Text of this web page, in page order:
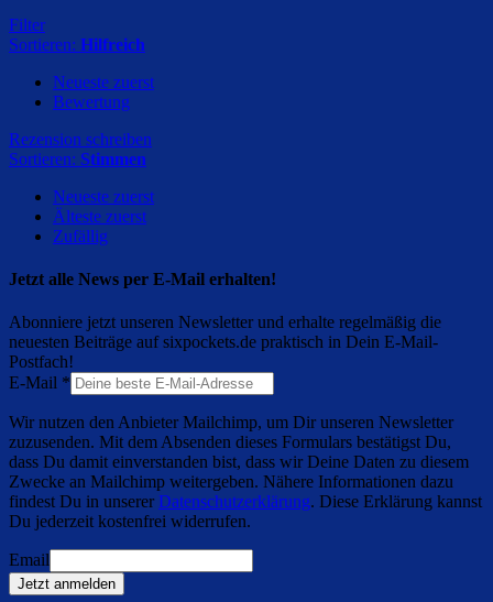
Filter
Sortieren: Hilfreich
Neueste zuerst
Bewertung
Rezension schreiben
Sortieren: Stimmen
Neueste zuerst
Älteste zuerst
Zufällig
Jetzt alle News per E-Mail erhalten!
Abonniere jetzt unseren Newsletter und erhalte regelmäßig die
neuesten Beiträge auf sixpockets.de praktisch in Dein E-Mail-
Postfach!
E-Mail *
Wir nutzen den Anbieter Mailchimp, um Dir unseren Newsletter
zuzusenden. Mit dem Absenden dieses Formulars bestätigst Du,
dass Du damit einverstanden bist, dass wir Deine Daten zu diesem
Zwecke an Mailchimp weitergeben. Nähere Informationen dazu
findest Du in unsererDatenschutzerklärung. Diese Erklärung kannst
Du jederzeit kostenfrei widerrufen.
Email
Jetzt anmelden